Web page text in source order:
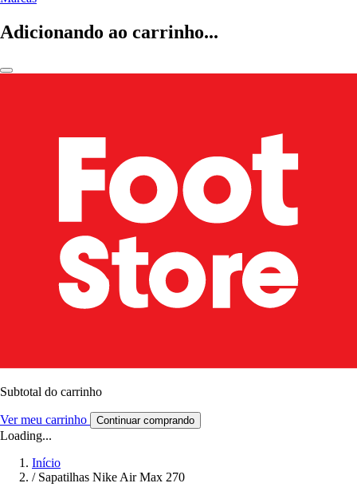
Adicionando ao carrinho...
Subtotal do carrinho
Ver meu carrinho Continuar comprando
Loading...
Início
/ Sapatilhas Nike Air Max 270